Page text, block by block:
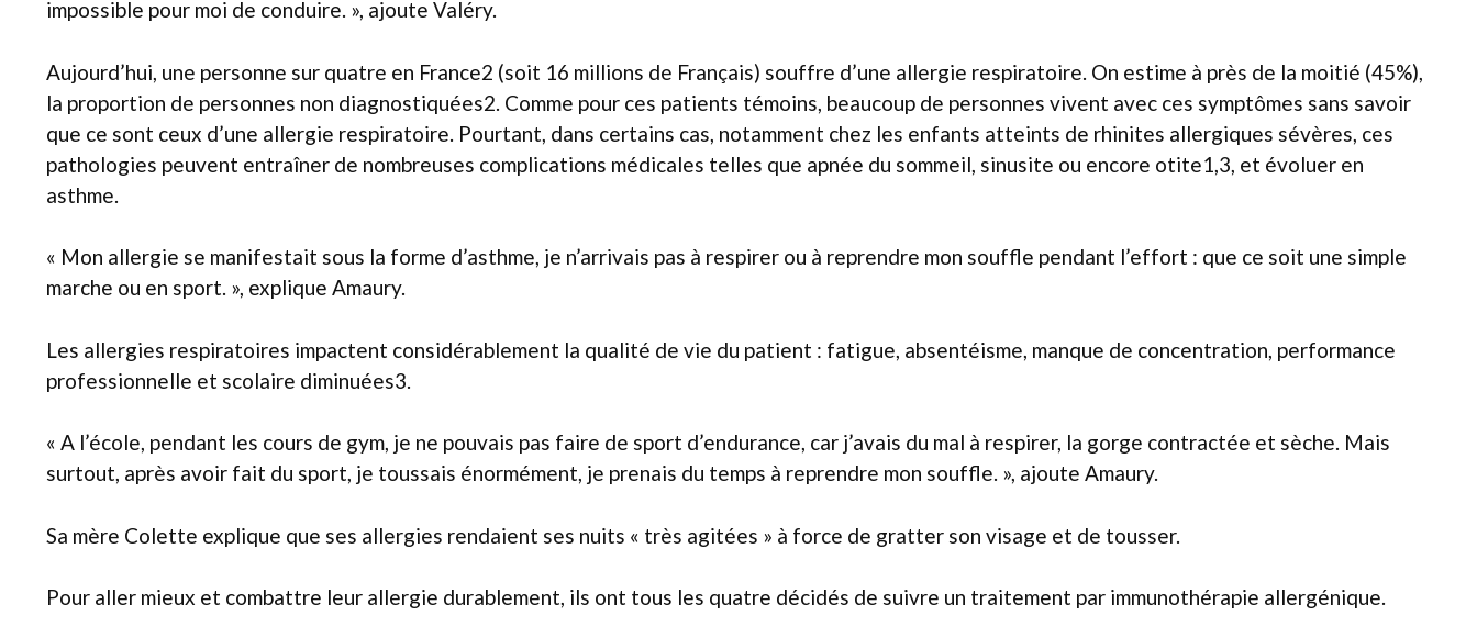
impossible pour moi de conduire. », ajoute Valéry.
Aujourd’hui, une personne sur quatre en France2 (soit 16 millions de Français) souffre d’une allergie respiratoire. On estime à près de la moitié (45%),
la proportion de personnes non diagnostiquées2. Comme pour ces patients témoins, beaucoup de personnes vivent avec ces symptômes sans savoir
que ce sont ceux d’une allergie respiratoire. Pourtant, dans certains cas, notamment chez les enfants atteints de rhinites allergiques sévères, ces
pathologies peuvent entraîner de nombreuses complications médicales telles que apnée du sommeil, sinusite ou encore otite1,3, et évoluer en
asthme.
« Mon allergie se manifestait sous la forme d’asthme, je n’arrivais pas à respirer ou à reprendre mon souffle pendant l’effort : que ce soit une simple
marche ou en sport. », explique Amaury.
Les allergies respiratoires impactent considérablement la qualité de vie du patient : fatigue, absentéisme, manque de concentration, performance
professionnelle et scolaire diminuées3.
« A l’école, pendant les cours de gym, je ne pouvais pas faire de sport d’endurance, car j’avais du mal à respirer, la gorge contractée et sèche. Mais
surtout, après avoir fait du sport, je toussais énormément, je prenais du temps à reprendre mon souffle. », ajoute Amaury.
Sa mère Colette explique que ses allergies rendaient ses nuits « très agitées » à force de gratter son visage et de tousser.
Pour aller mieux et combattre leur allergie durablement, ils ont tous les quatre décidés de suivre un traitement par immunothérapie allergénique.